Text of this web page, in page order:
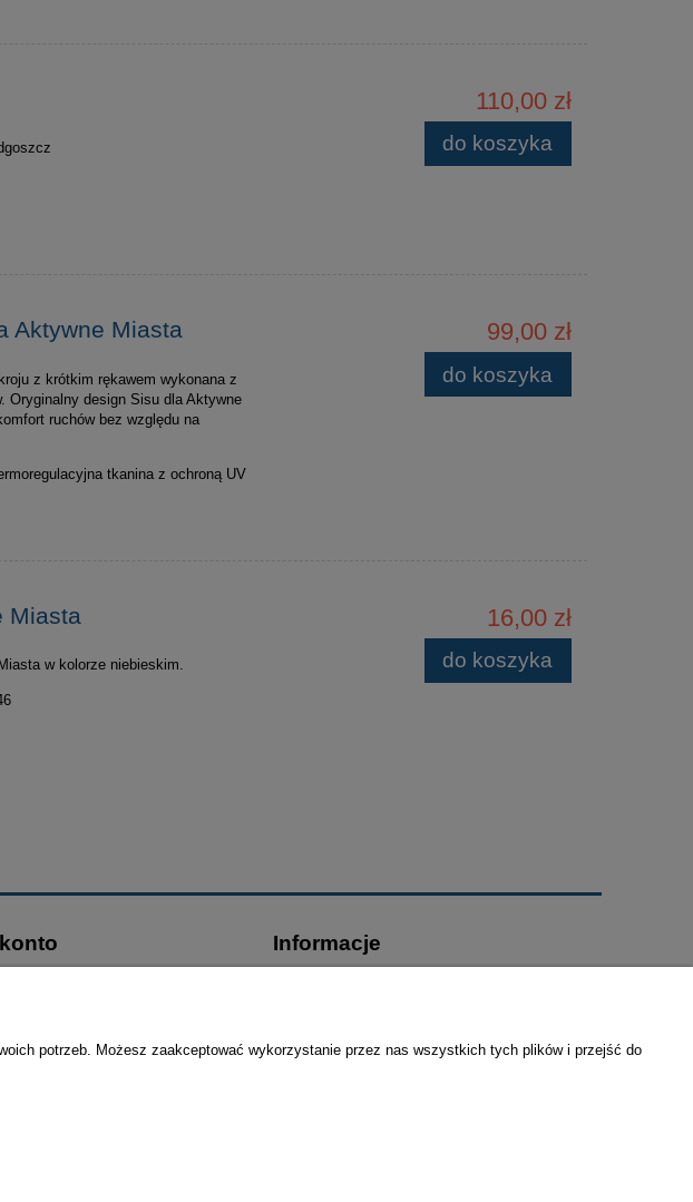
110,00 zł
do koszyka
Aktywne Miasta
z krótkim rękawem wykonana z
Oryginalny design Sisu dla Aktywne
ruchów bez względu na
tkanina z ochroną UV
99,00 zł
do koszyka
Miasta
w kolorze niebieskim.
16,00 zł
do koszyka
Informacje
Kontakt
Informacji 2021-2026
potrzeb. Możesz zaakceptować wykorzystanie przez nas wszystkich tych plików i przejść do